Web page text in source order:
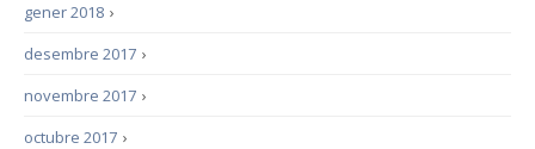
›
gener 2018
›
desembre 2017
›
novembre 2017
›
octubre 2017